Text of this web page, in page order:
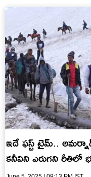
ఇదే ఫస్ట్ టైమ్..
కనీవిని ఎరుగని రీతిలో